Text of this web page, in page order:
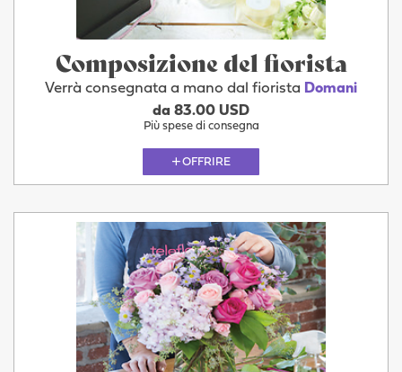
Composizione del fiorista
Verrà consegnata a mano dal fiorista Domani
da 83.00 USD
Più spese di consegna
OFFRIRE